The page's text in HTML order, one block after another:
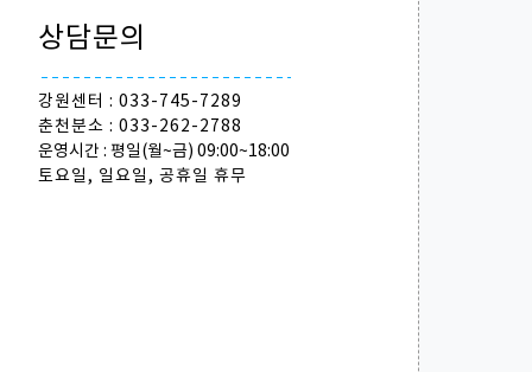
상담문의
강원센터 : 033-745-7289
춘천분소 : 033-262-2788
운영시간 : 평일(월~금) 09:00~18:00
토요일, 일요일, 공휴일 휴무